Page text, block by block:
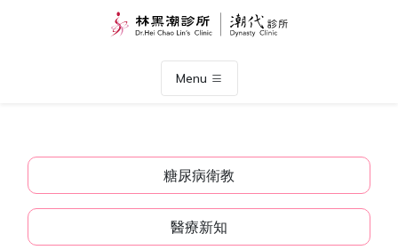
Menu
糖尿病衛教
醫療新知